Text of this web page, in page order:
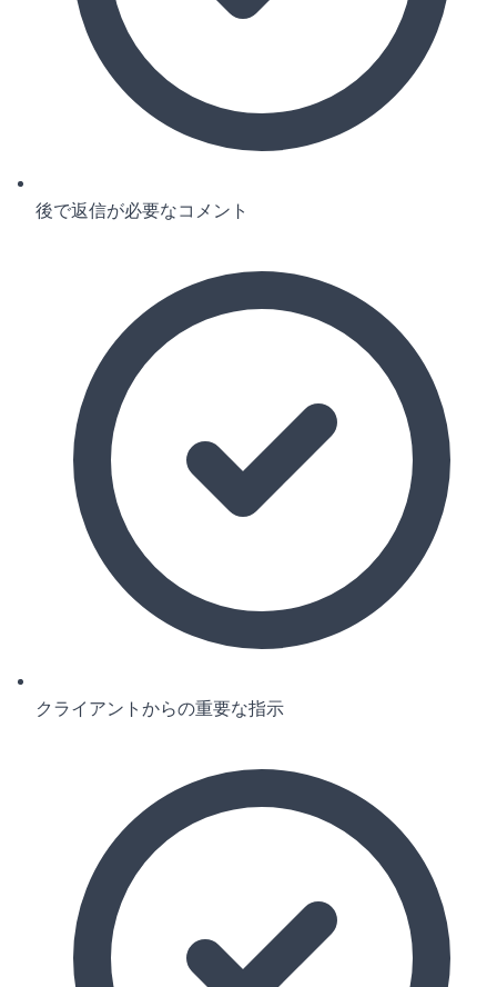
後で返信が必要なコメント
クライアントからの重要な指示